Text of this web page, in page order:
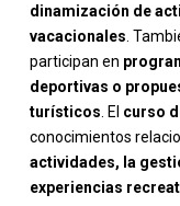
dinamización de
vacacionales .
participan en
deportivas o
turísticos . El curso
conocimientos
actividades, la
experiencias
-